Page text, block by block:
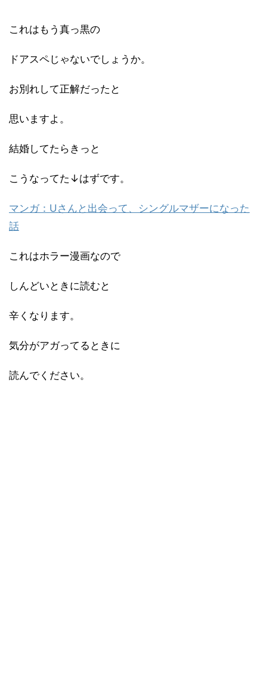
これはもう真っ黒の
ドアスペじゃないでしょうか。
お別れして正解だったと
思いますよ。
結婚してたらきっと
こうなってた↓はずです。
マンガ：Uさんと出会って、シングルマザーになった
話
これはホラー漫画なので
しんどいときに読むと
辛くなります。
気分がアガってるときに
読んでください。